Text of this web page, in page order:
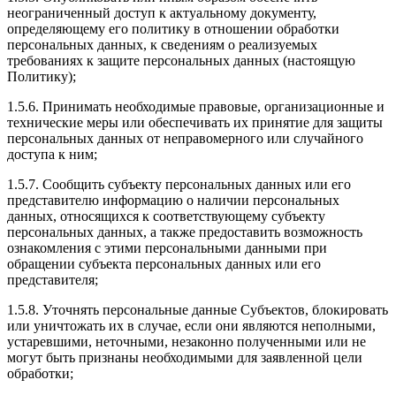
неограниченный доступ к актуальному документу,
определяющему его политику в отношении обработки
персональных данных, к сведениям о реализуемых
требованиях к защите персональных данных (настоящую
Политику);
1.5.6. Принимать необходимые правовые, организационные и
технические меры или обеспечивать их принятие для защиты
персональных данных от неправомерного или случайного
доступа к ним;
1.5.7. Сообщить субъекту персональных данных или его
представителю информацию о наличии персональных
данных, относящихся к соответствующему субъекту
персональных данных, а также предоставить возможность
ознакомления с этими персональными данными при
обращении субъекта персональных данных или его
представителя;
1.5.8. Уточнять персональные данные Субъектов, блокировать
или уничтожать их в случае, если они являются неполными,
устаревшими, неточными, незаконно полученными или не
могут быть признаны необходимыми для заявленной цели
обработки;